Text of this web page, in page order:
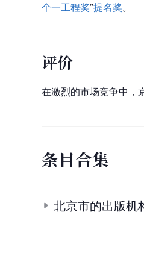
个一工程奖”提名奖。
评价
在激烈的市场竞争中，
条目合集
北京市的出版机